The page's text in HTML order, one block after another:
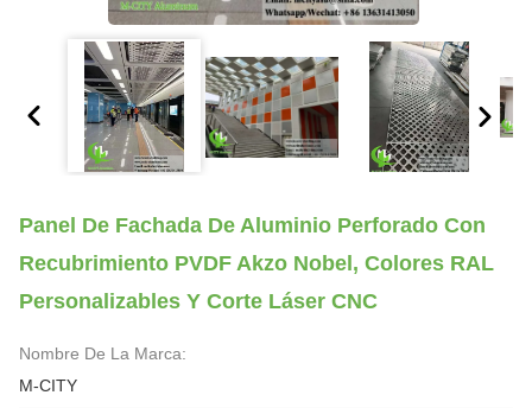
Panel De Fachada De Aluminio Perforado Con
Recubrimiento PVDF Akzo Nobel, Colores RAL
Personalizables Y Corte Láser CNC
Nombre De La Marca:
M-CITY